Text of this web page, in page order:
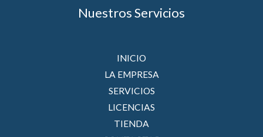
Nuestros Servicios
INICIO
LA EMPRESA
SERVICIOS
LICENCIAS
TIENDA